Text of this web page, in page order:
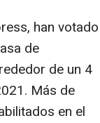
han votado
de
de un 4
Más de
en el